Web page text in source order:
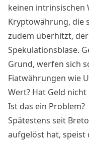
keinen intrinsischen
Kryptowährung, die
zudem überhitzt,
Spekulationsblase.
Grund, werfen sich
Fiatwährungen wie
Wert? Hat Geld
Ist das ein Problem?
Spätestens seit
aufgelöst hat, speist